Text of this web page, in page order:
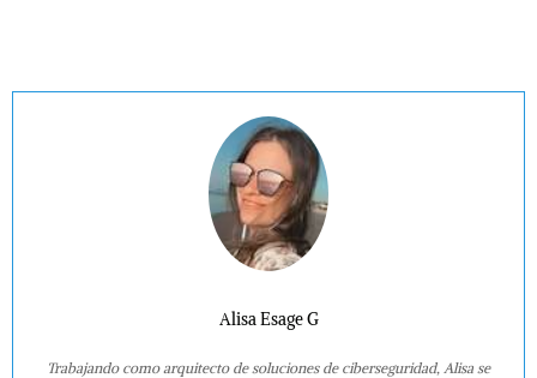
Alisa Esage G
Trabajando como arquitecto de soluciones de ciberseguridad, Alisa se